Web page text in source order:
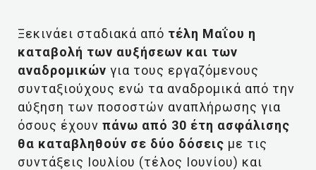
Ξεκινάει σταδιακά από τέλη Μαΐου η
καταβολή των αυξήσεων και των
αναδρομικών για τους εργαζόμενους
συνταξιούχους ενώ τα αναδρομικά από την
αύξηση των ποσοστών αναπλήρωσης για
όσους έχουν πάνω από 30 έτη ασφάλισης
θα καταβληθούν σε δύο δόσεις με τις
συντάξεις Ιουλίου (τέλος Ιουνίου) και